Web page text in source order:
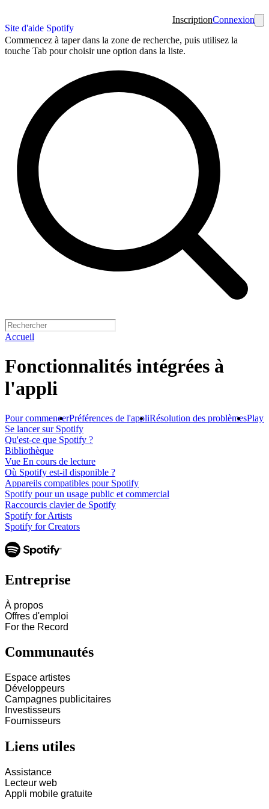
Site d'aide Spotify
InscriptionConnexion
Commencez à taper dans la zone de recherche, puis utilisez la
touche Tab pour choisir une option dans la liste.
Accueil
Fonctionnalités intégrées à
l'appli
Pour commencerPréférences de l'appliRésolution des problèmes
Se lancer sur Spotify
Qu'est-ce que Spotify ?
Bibliothèque
Vue En cours de lecture
Où Spotify est-il disponible ?
Appareils compatibles pour Spotify
Spotify pour un usage public et commercial
Raccourcis clavier de Spotify
Spotify for Artists
Spotify for Creators
Entreprise
À propos
Offres d'emploi
For the Record
Communautés
Espace artistes
Développeurs
Campagnes publicitaires
Investisseurs
Fournisseurs
Liens utiles
Assistance
Lecteur web
Appli mobile gratuite